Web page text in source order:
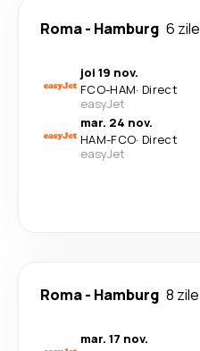
Roma- Hamburg 6 zile
joi 19 nov.
FCO-HAM· Direct
easyJet
mar. 24 nov.
HAM-FCO· Direct
easyJet
Roma- Hamburg 8 zile
mar. 17 nov.